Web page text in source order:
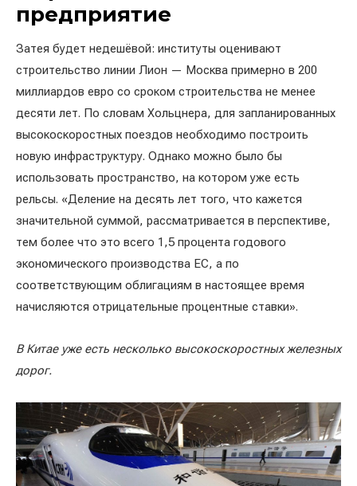
предприятие
Затея будет недешёвой: институты оценивают
строительство линии Лион — Москва примерно в 200
миллиардов евро со сроком строительства не менее
десяти лет. По словам Хольцнера, для запланированных
высокоскоростных поездов необходимо построить
новую инфраструктуру. Однако можно было бы
использовать пространство, на котором уже есть
рельсы. «Деление на десять лет того, что кажется
значительной суммой, рассматривается в перспективе,
тем более что это всего 1,5 процента годового
экономического производства ЕС, а по
соответствующим облигациям в настоящее время
начисляются отрицательные процентные ставки».
В Китае уже есть несколько высокоскоростных железных
дорог.